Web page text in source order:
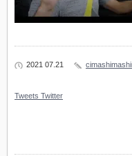
2021 07.21
Tweets Twitter